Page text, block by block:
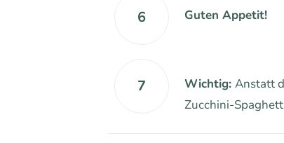
6 Guten Appetit!
7 Wichtig: Anstatt
Zucchini-